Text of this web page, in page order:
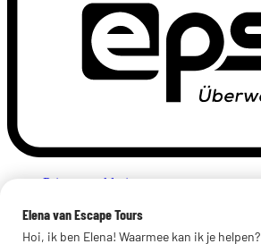
Privacyverklaring
Links
Elena van Escape Tours
Hoi, ik ben Elena! Waarmee kan ik je helpen?